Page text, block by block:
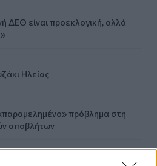
ΔΕΘ είναι προεκλογική, αλλά
Ηλείας
πρόβλημα στη
αποβλήτων